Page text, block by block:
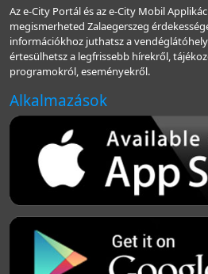
Az e-City Portál és az e-City Mobil
megismerheted Zalaegerszeg
információkhoz juthatsz a
értesülhetsz a legfrissebb hírekről,
programokról, eseményekről.
Alkalmazások